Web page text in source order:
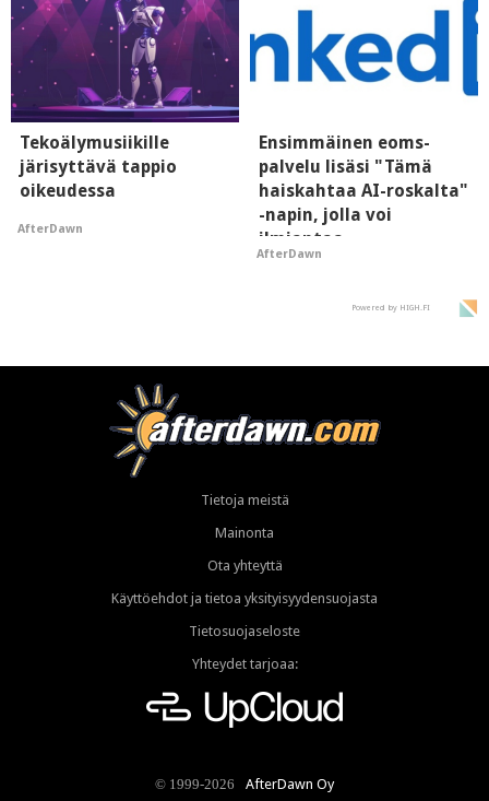
Tekoälymusiikille
järisyttävä tappio
oikeudessa
AfterDawn
Ensimmäinen eoms-
palvelu lisäsi "Tämä
haiskahtaa AI-roskalta"
-napin, jolla voi
ilmiantaa
tekoälytauhkan
AfterDawn
Powered by HIGH.FI
Tietoja meistä
Mainonta
Ota yhteyttä
Käyttöehdot ja tietoa yksityisyydensuojasta
Tietosuojaseloste
Yhteydet tarjoaa:
© 1999-2026 AfterDawn Oy